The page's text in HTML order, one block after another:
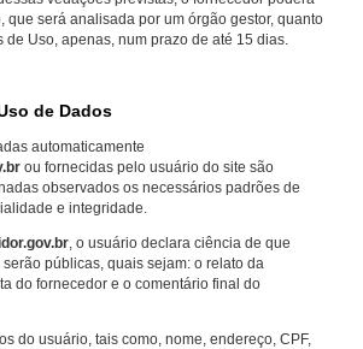
que será analisada por um órgão gestor, quanto
de Uso, apenas, num prazo de até 15 dias.
de Dados
automaticamente
ou fornecidas pelo usuário do site são
observados os necessários padrões de
e integridade.
, o usuário declara ciência de que
públicas, quais sejam: o relato da
do fornecedor e o comentário final do
do usuário, tais como, nome, endereço, CPF,